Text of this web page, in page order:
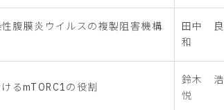
腹膜炎ウイルスの複製阻害機構
田中 良
和
るmTORC1の役割
鈴木 浩
悦